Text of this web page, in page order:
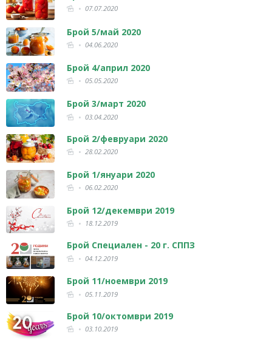
07.07.2020
Брой 5/май 2020
04.06.2020
Брой 4/април 2020
05.05.2020
Брой 3/март 2020
03.04.2020
Брой 2/февруари 2020
28.02.2020
Брой 1/януари 2020
06.02.2020
Брой 12/декември 2019
18.12.2019
Брой Специален - 20 г. СППЗ
04.12.2019
Брой 11/ноември 2019
05.11.2019
Брой 10/октомври 2019
03.10.2019